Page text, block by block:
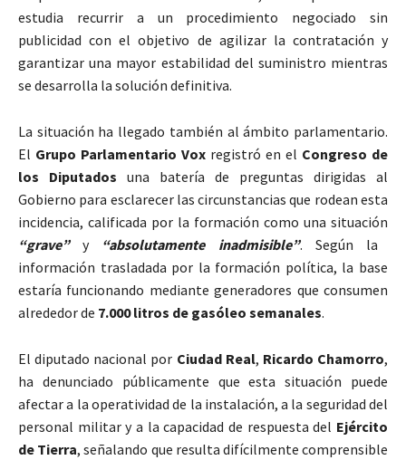
estudia recurrir a un procedimiento negociado sin
publicidad con el objetivo de agilizar la contratación y
garantizar una mayor estabilidad del suministro mientras
se desarrolla la solución definitiva.
La situación ha llegado también al ámbito parlamentario.
El Grupo Parlamentario Vox registró en el Congreso de
los Diputados una batería de preguntas dirigidas al
Gobierno para esclarecer las circunstancias que rodean esta
incidencia, calificada por la formación como una situación
“grave”y “absolutamente inadmisible”. Según la
información trasladada por la formación política, la base
estaría funcionando mediante generadores que consumen
alrededor de 7.000 litros de gasóleo semanales.
El diputado nacional por Ciudad Real, Ricardo Chamorro,
ha denunciado públicamente que esta situación puede
afectar a la operatividad de la instalación, a la seguridad del
personal militar y a la capacidad de respuesta del Ejército
de Tierra, señalando que resulta difícilmente comprensible